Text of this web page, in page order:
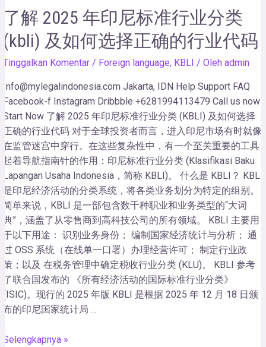
了解 2025 年印尼标准行业分类
(kbli) 及如何选择正确的行业代码
Tinggalkan Komentar / Foreign language, KBLI / Oleh admin
Info@mylegalindonesia.com Jakarta, IDN Help Support FAQ
Facebook-f Instagram Dribbble +6281994113479 Call us now!
Start Now 了解 2025 年印尼标准行业分类 (KBLI) 及如何选择
正确的行业代码 对于全球投资者而言，进入印尼市场有时就像
在监管迷宫中穿行。在这些复杂性中，有一个至关重要的工具
起着导航指南针的作用：印尼标准行业分类 (Klasifikasi Baku
Lapangan Usaha Indonesia，简称 KBLI)。 什么是 KBLI？ KBLI
是印尼经济活动的分类系统，将各类业务划分为特定的组别。
简单来说，KBLI 是一部包含数千种职业和业务类型的“大词
典”，涵盖了从零售商到高科技公司的所有领域。 KBLI 主要用
于以下用途： 识别业务身份； 编制国家经济统计与分析； 通
过 OSS 系统（在线单一口署）办理经营许可； 制定行业政
策；以及 在税务管理中确定税收行业分类 (KLU)。 KBLI 参考
了联合国发布的 《所有经济活动的国际标准行业分类》
(ISIC)。现行的 2025 年版 KBLI 是根据 2025 年 12 月 18 日颁
布的印尼国家统计局 …
Selengkapnya »